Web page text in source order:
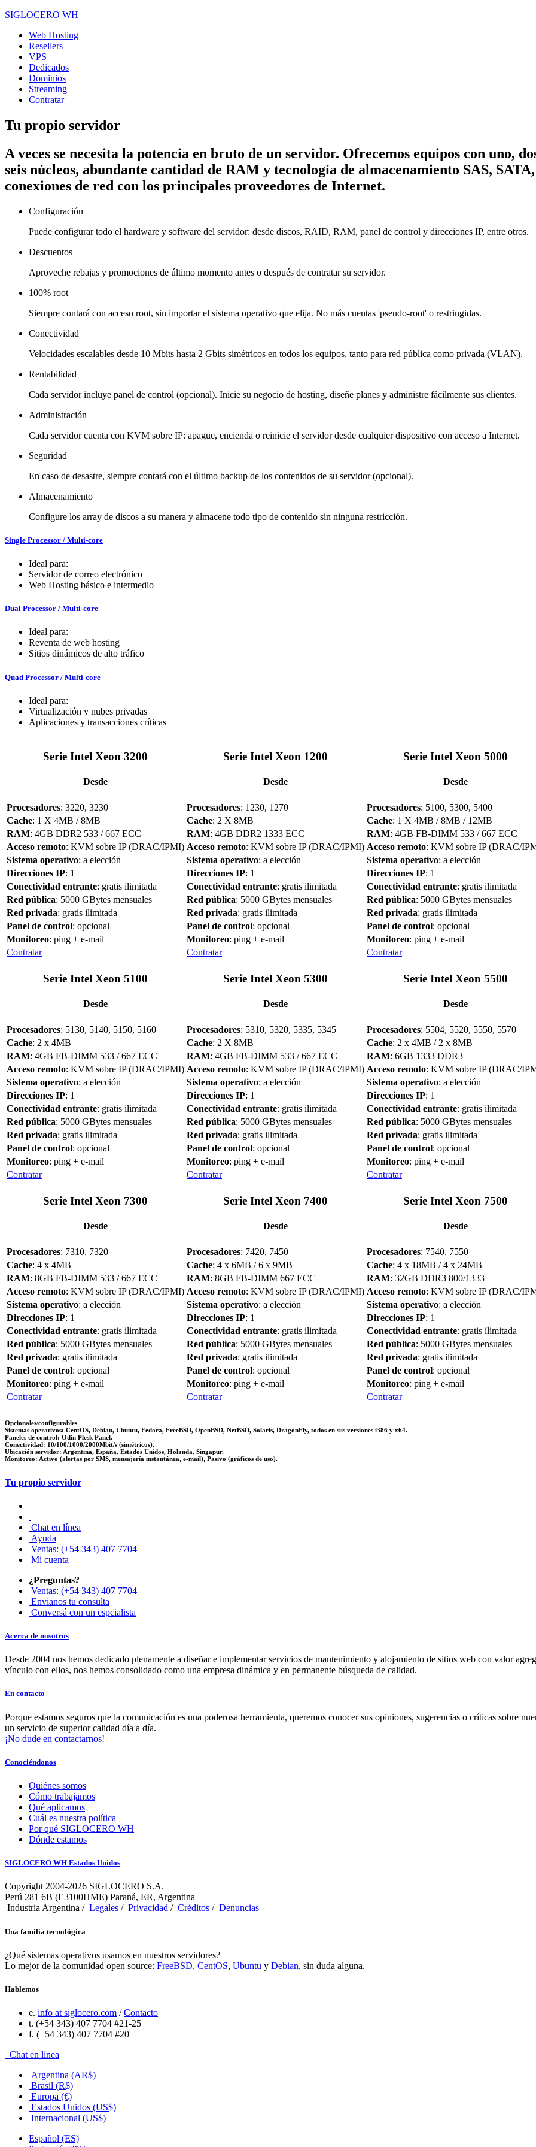
SIGLOCERO WH
Web Hosting
Resellers
VPS
Dedicados
Dominios
Streaming
Contratar
Tu propio servidor
A veces se necesita la potencia en bruto de un servidor. Ofrecemos equipos con uno,
seis núcleos, abundante cantidad de RAM y tecnología de almacenamiento SAS,
conexiones de red con los principales proveedores de Internet.
Configuración
Puede configurar todo el hardware y software del servidor: desde discos, RAID, RAM, panel de control y direcciones IP, entre otros.
Descuentos
Aproveche rebajas y promociones de último momento antes o después de contratar su servidor.
100% root
Siempre contará con acceso root, sin importar el sistema operativo que elija. No más cuentas 'pseudo-root' o restringidas.
Conectividad
Velocidades escalables desde 10 Mbits hasta 2 Gbits simétricos en todos los equipos, tanto para red pública como privada (VLAN).
Rentabilidad
Cada servidor incluye panel de control (opcional). Inicie su negocio de hosting, diseñe planes y administre fácilmente sus clientes.
Administración
Cada servidor cuenta con KVM sobre IP: apague, encienda o reinicie el servidor desde cualquier dispositivo con acceso a Internet.
Seguridad
En caso de desastre, siempre contará con el último backup de los contenidos de su servidor (opcional).
Almacenamiento
Configure los array de discos a su manera y almacene todo tipo de contenido sin ninguna restricción.
Single Processor / Multi-core
Ideal para:
Servidor de correo electrónico
Web Hosting básico e intermedio
Dual Processor / Multi-core
Ideal para:
Reventa de web hosting
Sitios dinámicos de alto tráfico
Quad Processor / Multi-core
Ideal para:
Virtualización y nubes privadas
Aplicaciones y transacciones críticas
Serie Intel Xeon 3200
Desde
Serie Intel Xeon 1200
Desde
Serie Intel Xeon 5000
Desde
Procesadores: 3220, 3230 Procesadores: 1230, 1270 Procesadores: 5100, 5300, 5400
Cache: 1 X 4MB / 8MB Cache: 2 X 8MB Cache: 1 X 4MB / 8MB / 12MB
RAM: 4GB DDR2 533 / 667 ECC RAM: 4GB DDR2 1333 ECC RAM: 4GB FB-DIMM 533 / 667 ECC
Acceso remoto: KVM sobre IP (DRAC/IPMI) Acceso remoto: KVM sobre IP (DRAC/IPMI) Acceso remoto: KVM sobre IP (DRAC/
Sistema operativo: a elección Sistema operativo: a elección Sistema operativo: a elección
Direcciones IP: 1 Direcciones IP: 1 Direcciones IP: 1
Conectividad entrante: gratis ilimitada Conectividad entrante: gratis ilimitada Conectividad entrante: gratis ilimitada
Red pública: 5000 GBytes mensuales Red pública: 5000 GBytes mensuales Red pública: 5000 GBytes mensuales
Red privada: gratis ilimitada Red privada: gratis ilimitada Red privada: gratis ilimitada
Panel de control: opcional Panel de control: opcional Panel de control: opcional
Monitoreo: ping + e-mail Monitoreo: ping + e-mail Monitoreo: ping + e-mail
Contratar
Contratar Contratar
Serie Intel Xeon 5100
Desde
Serie Intel Xeon 5300
Desde
Serie Intel Xeon 5500
Desde
Procesadores: 5130, 5140, 5150, 5160 Procesadores: 5310, 5320, 5335, 5345 Procesadores: 5504, 5520, 5550, 5570
Cache: 2 x 4MB Cache: 2 X 8MB Cache: 2 x 4MB / 2 x 8MB
RAM: 4GB FB-DIMM 533 / 667 ECC RAM: 4GB FB-DIMM 533 / 667 ECC RAM: 6GB 1333 DDR3
Acceso remoto: KVM sobre IP (DRAC/IPMI) Acceso remoto: KVM sobre IP (DRAC/IPMI) Acceso remoto: KVM sobre IP (DRAC/
Sistema operativo: a elección Sistema operativo: a elección Sistema operativo: a elección
Direcciones IP: 1 Direcciones IP: 1 Direcciones IP: 1
Conectividad entrante: gratis ilimitada Conectividad entrante: gratis ilimitada Conectividad entrante: gratis ilimitada
Red pública: 5000 GBytes mensuales Red pública: 5000 GBytes mensuales Red pública: 5000 GBytes mensuales
Red privada: gratis ilimitada Red privada: gratis ilimitada Red privada: gratis ilimitada
Panel de control: opcional Panel de control: opcional Panel de control: opcional
Monitoreo: ping + e-mail Monitoreo: ping + e-mail Monitoreo: ping + e-mail
Contratar
Contratar Contratar
Serie Intel Xeon 7300
Desde
Serie Intel Xeon 7400
Desde
Serie Intel Xeon 7500
Desde
Procesadores: 7310, 7320 Procesadores: 7420, 7450 Procesadores: 7540, 7550
Cache: 4 x 4MB Cache: 4 x 6MB / 6 x 9MB Cache: 4 x 18MB / 4 x 24MB
RAM: 8GB FB-DIMM 533 / 667 ECC RAM: 8GB FB-DIMM 667 ECC RAM: 32GB DDR3 800/1333
Acceso remoto: KVM sobre IP (DRAC/IPMI) Acceso remoto: KVM sobre IP (DRAC/IPMI) Acceso remoto: KVM sobre IP (DRAC/
Sistema operativo: a elección Sistema operativo: a elección Sistema operativo: a elección
Direcciones IP: 1 Direcciones IP: 1 Direcciones IP: 1
Conectividad entrante: gratis ilimitada Conectividad entrante: gratis ilimitada Conectividad entrante: gratis ilimitada
Red pública: 5000 GBytes mensuales Red pública: 5000 GBytes mensuales Red pública: 5000 GBytes mensuales
Red privada: gratis ilimitada Red privada: gratis ilimitada Red privada: gratis ilimitada
Panel de control: opcional Panel de control: opcional Panel de control: opcional
Monitoreo: ping + e-mail Monitoreo: ping + e-mail Monitoreo: ping + e-mail
Contratar
Contratar Contratar
Opcionales/configurables
Sistemas operativos: CentOS, Debian, Ubuntu, Fedora, FreeBSD, OpenBSD, NetBSD, Solaris, DragonFly, todos en sus versiones i386 y x64.
Paneles de control: Odin Plesk Panel.
Conectividad: 10/100/1000/2000Mbit/s (simétricos).
Ubicación servidor: Argentina, España, Estados Unidos, Holanda, Singapur.
Monitoreo: Activo (alertas por SMS, mensajería instantánea, e-mail), Pasivo (gráficos de uso).
Tu propio servidor
Chat en línea
Ayuda
Ventas: (+54 343) 407 7704
Mi cuenta
¿Preguntas?
Ventas: (+54 343) 407 7704
Envianos tu consulta
Conversá con un espcialista
Acerca de nosotros
Desde 2004 nos hemos dedicado plenamente a diseñar e implementar servicios de mantenimiento y alojamiento de sitios web con valor
vínculo con ellos, nos hemos consolidado como una empresa dinámica y en permanente búsqueda de calidad.
En contacto
Porque estamos seguros que la comunicación es una poderosa herramienta, queremos conocer sus opiniones, sugerencias o críticas sobre
un servicio de superior calidad día a día.
¡No dude en contactarnos!
Conociéndonos
Quiénes somos
Cómo trabajamos
Qué aplicamos
Cuál es nuestra política
Por qué SIGLOCERO WH
Dónde estamos
SIGLOCERO WH Estados Unidos
Copyright 2004-2026 SIGLOCERO S.A.
Perú 281 6B (E3100HME) Paraná, ER, Argentina
Industria Argentina / Legales / Privacidad / Créditos / Denuncias
Una familia tecnológica
¿Qué sistemas operativos usamos en nuestros servidores?
Lo mejor de la comunidad open source: FreeBSD, CentOS, Ubuntu y Debian, sin duda alguna.
Hablemos
e. info at siglocero.com /Contacto
t. (+54 343) 407 7704 #21-25
f. (+54 343) 407 7704 #20
Chat en línea
Argentina (AR$)
Brasil (R$)
Europa (€)
Estados Unidos (US$)
Internacional (US$)
Español (ES)